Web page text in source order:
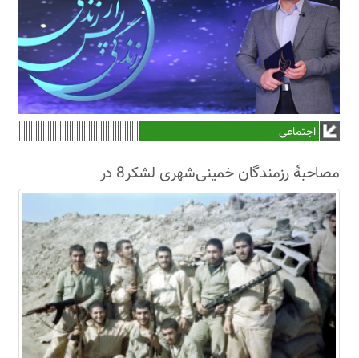
اجتماعی
مصاحبۀ رزمندگان خمینی‌شهری لشکر8 در
سال63+فیلم